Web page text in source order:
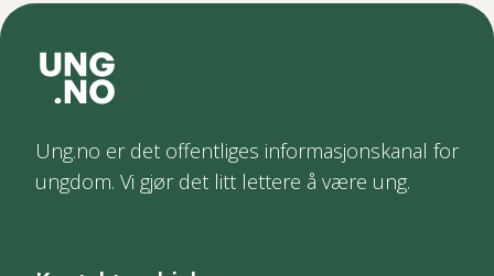
Ung.no er det offentliges informasjonskanal for
ungdom. Vi gjør det litt lettere å være ung.